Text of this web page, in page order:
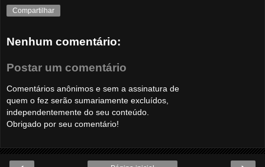
Compartilhar
Nenhum comentário:
Postar um comentário
Comentários anônimos e sem a assinatura de
quem o fez serão sumariamente excluídos,
independentemente do seu conteúdo.
Obrigado por seu comentário!